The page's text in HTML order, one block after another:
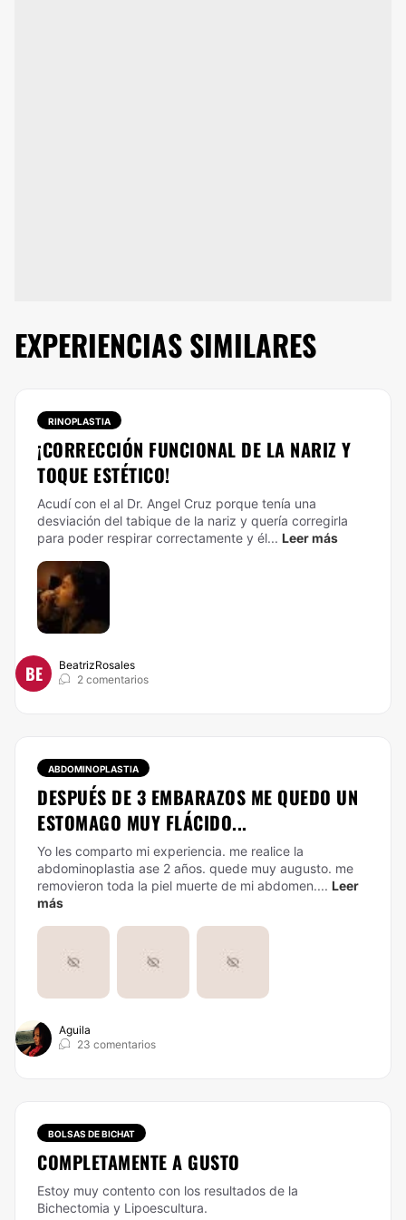
EXPERIENCIAS SIMILARES
RINOPLASTIA
¡CORRECCIÓN FUNCIONAL DE LA NARIZ Y
TOQUE ESTÉTICO!
Acudí con el al Dr. Angel Cruz porque tenía una
desviación del tabique de la nariz y quería corregirla
para poder respirar correctamente y él... Leer más
BE
BeatrizRosales
2 comentarios
ABDOMINOPLASTIA
DESPUÉS DE 3 EMBARAZOS ME QUEDO UN
ESTOMAGO MUY FLÁCIDO...
Yo les comparto mi experiencia. me realice la
abdominoplastia ase 2 años. quede muy augusto. me
removieron toda la piel muerte de mi abdomen.... Leer
más
Aguila
23 comentarios
BOLSAS DE BICHAT
COMPLETAMENTE A GUSTO
Estoy muy contento con los resultados de la
Bichectomia y Lipoescultura.